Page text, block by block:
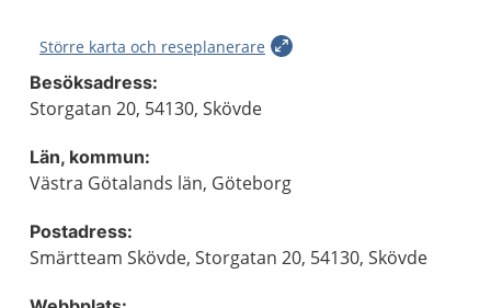
Större karta och reseplanerare
Besöksadress:
Storgatan 20, 54130, Skövde
Län, kommun:
Västra Götalands län, Göteborg
Postadress:
Smärtteam Skövde, Storgatan 20, 54130, Skövde